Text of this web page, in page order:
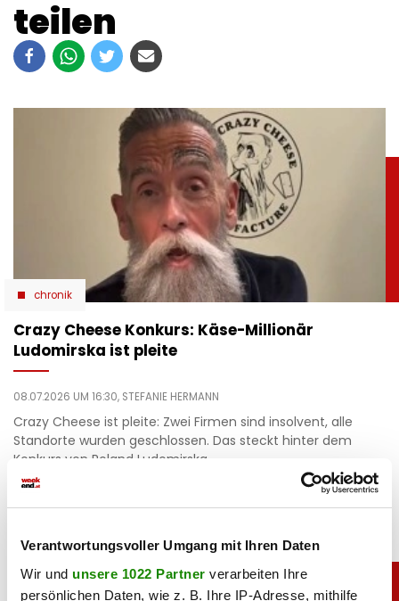
Verantwortungsvoller Umgang mit Ihren Daten
Wir und unsere 1022 Partner verarbeiten Ihre
persönlichen Daten, wie z. B. Ihre IP-Adresse, mithilfe
teilen
chronik
Crazy Cheese Konkurs: Käse-Millionär
Ludomirska ist pleite
08.07.2026 UM 16:30, STEFANIE HERMANN
Crazy Cheese ist pleite: Zwei Firmen sind insolvent, alle
Standorte wurden geschlossen. Das steckt hinter dem
Konkurs von Roland Ludomirska.